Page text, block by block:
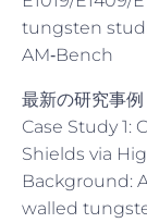
tungsten
AM‑Bench
最新の研究事例
Case Study 1:
Shields via
Background:
walled